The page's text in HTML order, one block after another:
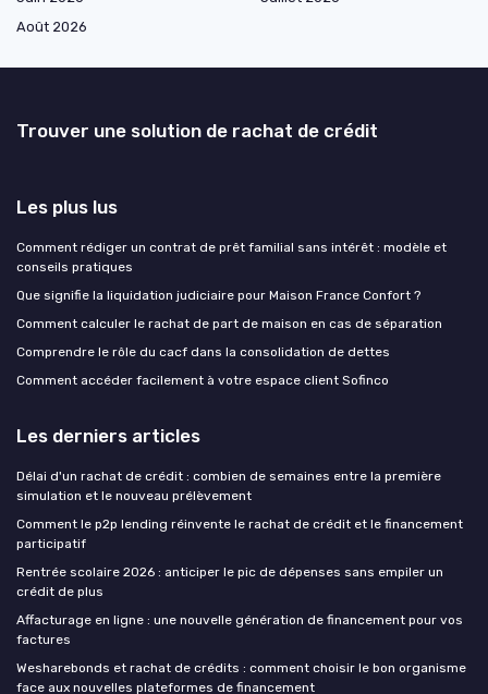
Août 2026
Trouver une solution de rachat de crédit
Les plus lus
Comment rédiger un contrat de prêt familial sans intérêt : modèle et
conseils pratiques
Que signifie la liquidation judiciaire pour Maison France Confort ?
Comment calculer le rachat de part de maison en cas de séparation
Comprendre le rôle du cacf dans la consolidation de dettes
Comment accéder facilement à votre espace client Sofinco
Les derniers articles
Délai d'un rachat de crédit : combien de semaines entre la première
simulation et le nouveau prélèvement
Comment le p2p lending réinvente le rachat de crédit et le financement
participatif
Rentrée scolaire 2026 : anticiper le pic de dépenses sans empiler un
crédit de plus
Affacturage en ligne : une nouvelle génération de financement pour vos
factures
Wesharebonds et rachat de crédits : comment choisir le bon organisme
face aux nouvelles plateformes de financement